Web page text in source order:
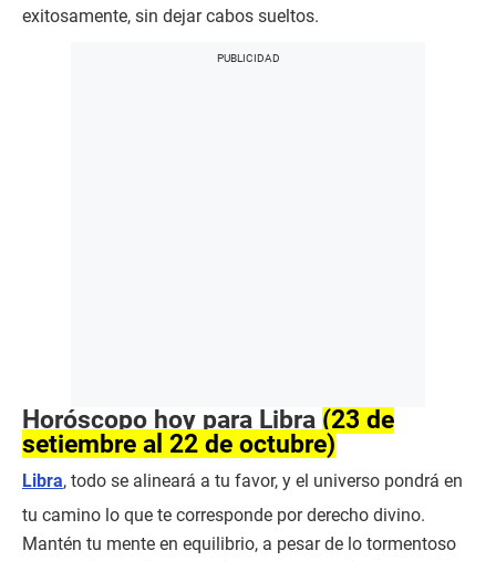
exitosamente, sin dejar cabos sueltos.
Horóscopo hoy para Libra (23 de
setiembre al 22 de octubre)
Libra, todo se alineará a tu favor, y el universo pondrá en
tu camino lo que te corresponde por derecho divino.
Mantén tu mente en equilibrio, a pesar de lo tormentoso